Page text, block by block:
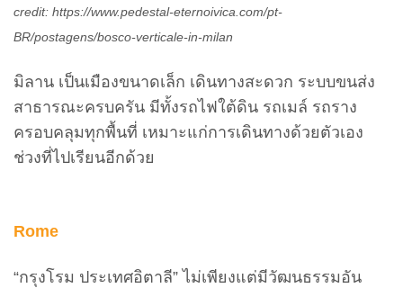
credit: https://www.pedestal-eternoivica.com/pt-
BR/postagens/bosco-verticale-in-milan
มิลาน เป็นเมืองขนาดเล็ก เดินทางสะดวก ระบบขนส่ง
สาธารณะครบครัน มีทั้งรถไฟใต้ดิน รถเมล์ รถราง
ครอบคลุมทุกพื้นที่ เหมาะแก่การเดินทางด้วยตัวเอง
ช่วงที่ไปเรียนอีกด้วย
Rome
“กรุงโรม ประเทศอิตาลี” ไม่เพียงแต่มีวัฒนธรรมอัน